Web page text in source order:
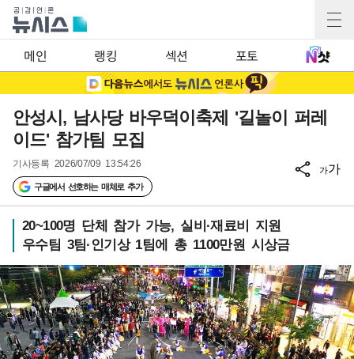
메인 랭킹 섹션 포토
안성시, 남사당 바우덕이축제 '길놀이 퍼레
이드' 참가팀 모집
기사등록 2026/07/09 13:54:26
구글에서 선호하는 매체로 추가
가가
20~100명 단체 참가 가능, 실비·재료비 지원
우수팀 3팀·인기상 1팀에 총 1100만원 시상금